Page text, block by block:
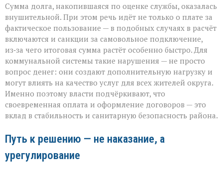
Сумма долга, накопившаяся по оценке службы, оказалась
внушительной. При этом речь идёт не только о плате за
фактическое пользование — в подобных случаях в расчёт
включаются и санкции за самовольное подключение,
из‑за чего итоговая сумма растёт особенно быстро. Для
коммунальной системы такие нарушения — не просто
вопрос денег: они создают дополнительную нагрузку и
могут влиять на качество услуг для всех жителей округа.
Именно поэтому власти подчёркивают, что
своевременная оплата и оформление договоров — это
вклад в стабильность и санитарную безопасность района.
Путь к решению — не наказание, а
урегулирование